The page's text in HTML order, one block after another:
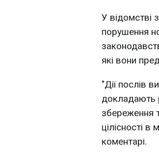
У відомстві
порушення
які вони
"Дії послів
докладають
збереження
цілісності
коментарі.